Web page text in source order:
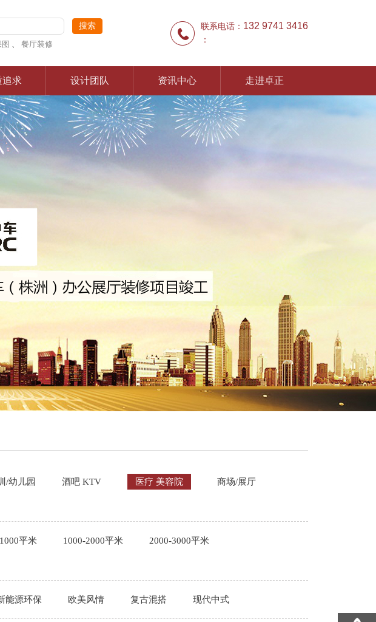
、 餐厅装修
联系电话： 132 9741 3416
：
追求 设计团队 资讯中心 走进卓正
/幼儿园 酒吧 KTV 医疗 美容院 商场/展厅
平米 1000-2000平米 2000-3000平米
能源环保 欧美风情 复古混搭 现代中式